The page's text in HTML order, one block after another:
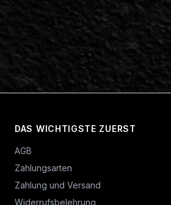
DAS WICHTIGSTE ZUERST
AGB
Zahlungsarten
Zahlung und Versand
Widerrufsbelehrung